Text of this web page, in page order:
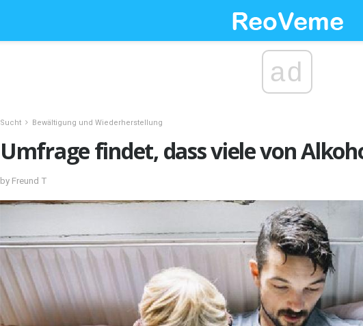
ad
Sucht Bewältigung und Wiederherstellung
Umfrage findet, dass viele von
by Freund T